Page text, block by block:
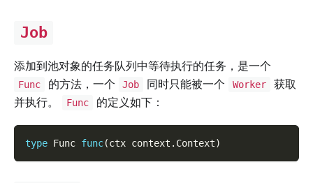
Job
添加到池对象的任务队列中等待执行的任务，是一个
Func 的方法，一个 Job 同时只能被一个 Worker
获取
并执行。
Func 的定义如下：
type Func func(ctx context . Context)